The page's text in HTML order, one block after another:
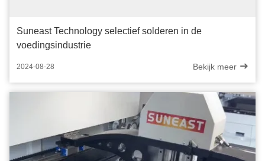
Suneast Technology selectief solderen in de
voedingsindustrie
2024-08-28 Bekijk meer